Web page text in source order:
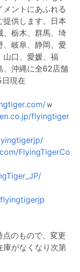
ントにあふれる
提供します。日本
、栃木、群馬、埼
、岐阜、静岡、愛
山口、愛媛、福
、沖縄に全62店舗
現在
ｗ
flyingtiger
FlyingTigerCo
のもので、変更
庫がなくなり次第